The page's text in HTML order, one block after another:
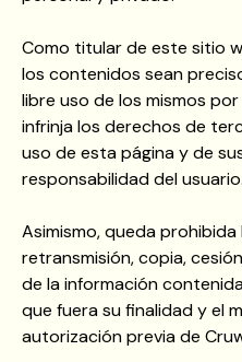
Como titular de este sitio
los contenidos sean
libre uso de los mismos
infrinja los derechos de
uso de esta página y de
responsabilidad del usuario.
Asimismo, queda
retransmisión, copia,
de la información
que fuera su finalidad y el
autorización previa de